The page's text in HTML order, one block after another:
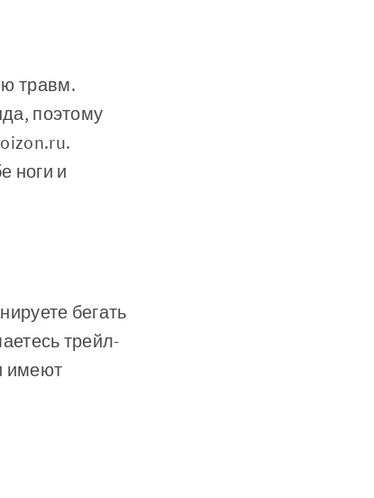
травм.
поэтому
ноги и
бегать
трейл-
имеют